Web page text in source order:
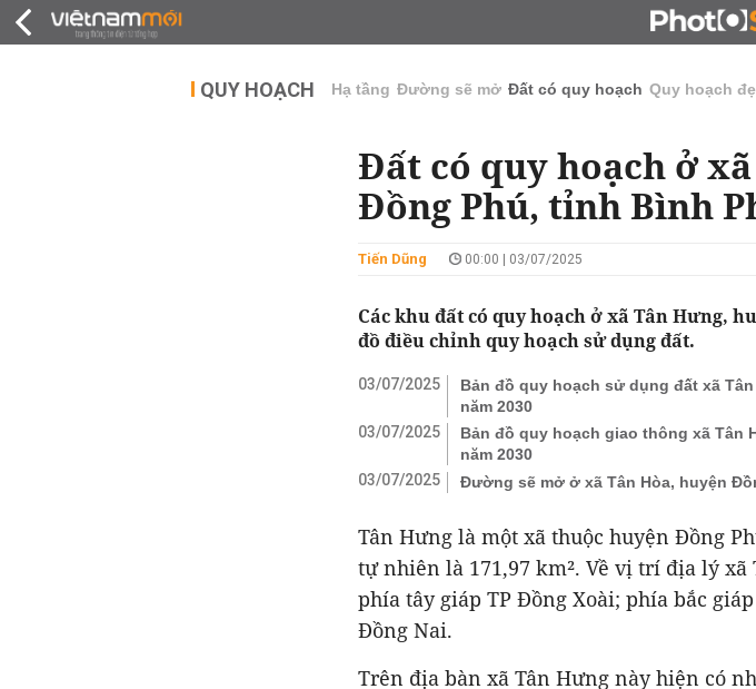
ĐẤU GIÁ - ĐẤU
QUY HOẠCH Hạ tầng Đường sẽ mở Đất có quy hoạch Quy hoạch
Đất có quy hoạch ở
Đồng Phú, tỉnh Bình
Tiến Dũng 00:00 | 03/07/2025
Các khu đất có quy hoạch ở xã Tân Hưng,
đồ điều chỉnh quy hoạch sử dụng đất.
03/07/2025
Bản đồ quy hoạch sử dụng đất xã
năm 2030
03/07/2025
Bản đồ quy hoạch giao thông xã Tân
năm 2030
03/07/2025
Đường sẽ mở ở xã Tân Hòa, huyện
Tân Hưng là một xã thuộc huyện Đồng
tự nhiên là 171,97 km². Về vị trí địa lý
phía tây giáp TP Đồng Xoài; phía bắc
Đồng Nai.
Trên địa bàn xã Tân Hưng này hiện có